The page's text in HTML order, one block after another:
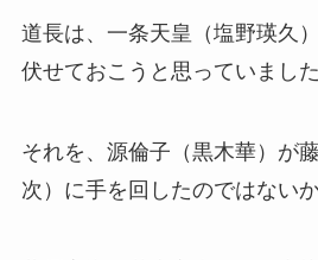
道長は、一条天皇（塩野瑛久
伏せておこうと思っていました
それを、源倫子（黒木華）が
次）に手を回したのではないか